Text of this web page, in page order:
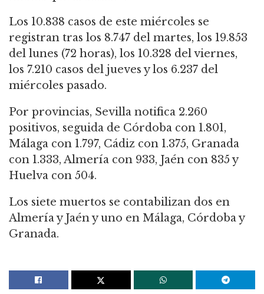
Los 10.838 casos de este miércoles se
registran tras los 8.747 del martes, los 19.853
del lunes (72 horas), los 10.328 del viernes,
los 7.210 casos del jueves y los 6.237 del
miércoles pasado.
Por provincias, Sevilla notifica 2.260
positivos, seguida de Córdoba con 1.801,
Málaga con 1.797, Cádiz con 1.375, Granada
con 1.333, Almería con 933, Jaén con 835 y
Huelva con 504.
Los siete muertos se contabilizan dos en
Almería y Jaén y uno en Málaga, Córdoba y
Granada.